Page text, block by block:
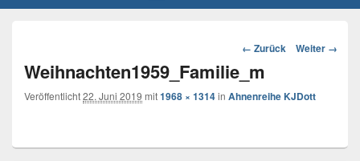
Bilder-
← Zurück Weiter →
Weihnachten1959_Familie_m
Veröffentlicht22. Juni 2019 mit1968 × 1314in Ahnenreihe KJDott